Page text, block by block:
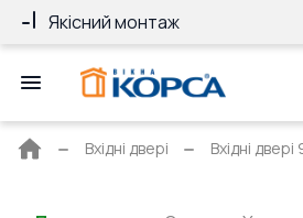
Якісний монтаж
Головна
Вхідні двері Вхідні